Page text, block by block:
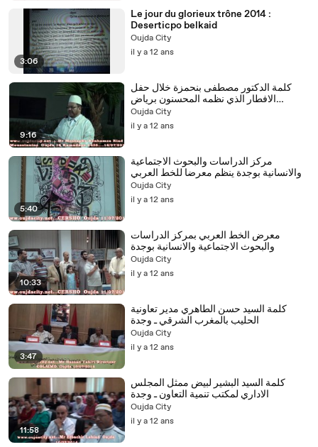
3:06
Le jour du glorieux trône 2014 :
Deserticpo belkaid
Oujda City
il y a 12 ans
9:16
كلمة الدكتور مصطفى بنحمزة خلال حفل
الافطار الذي نظمه المحسنون برياض
Oujda City
il y a 12 ans
5:40
مركز الدراسات والبحوث الاجتماعية
والانسانية بوجدة ينظم معرضا للخط العربي
Oujda City
il y a 12 ans
10:33
معرض الخط العربي بمركز الدراسات
والبحوث الاجتماعية والانسانية بوجدة
Oujda City
il y a 12 ans
3:47
كلمة السيد حسن الطاهري مدير تعاونية
الحليب بالمغرب الشرقي ـ وجدة
Oujda City
il y a 12 ans
11:58
كلمة السيد البشير لبيض ممثل المجلس
الاداري لمكتب تنمية التعاون ـ وجدة
Oujda City
il y a 12 ans